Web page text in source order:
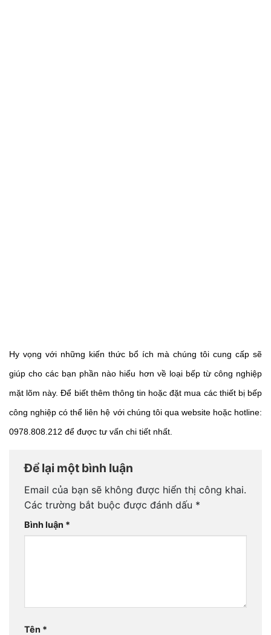
Hy vọng với những kiến thức bổ ích mà chúng tôi cung cấp sẽ
giúp cho các bạn phần nào hiểu hơn về loại bếp từ công nghiệp
mặt lõm này. Để biết thêm thông tin hoặc đặt mua các thiết bị bếp
công nghiệp có thể liên hệ với chúng tôi qua website hoặc hotline:
0978.808.212 để được tư vấn chi tiết nhất.
Để lại một bình luận
Email của bạn sẽ không được hiển thị công khai.
Các trường bắt buộc được đánh dấu *
Bình luận *
Tên *